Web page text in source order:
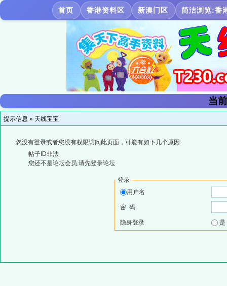
首页 香港资料区 新澳门区 简洁浏览:香
当
提示信息 » 天线宝宝
您没有登录或者您没有权限访问此页面，可能有如下几个原因:
帖子ID非法
您还不是论坛会员,请先登录论坛
登录
用户名
密 码
隐身登录